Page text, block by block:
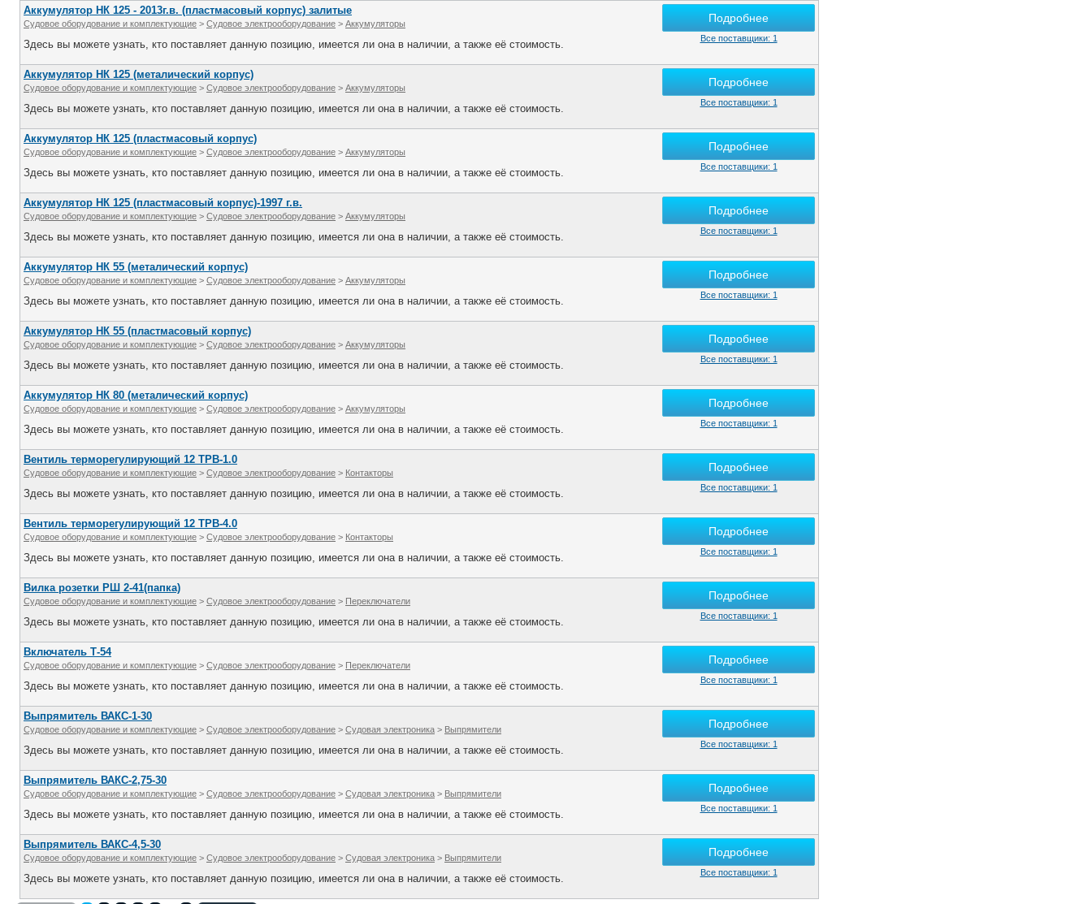
Аккумулятор НК 125 - 2013г.в. (пластмасовый корпус) залитые
Судовое оборудование и комплектующие > Судовое электрооборудование > Аккумуляторы
Здесь вы можете узнать, кто поставляет данную позицию, имеется ли она в наличии, а также её стоимость.
Подробнее
Все поставщики: 1
Аккумулятор НК 125 (металический корпус)
Судовое оборудование и комплектующие > Судовое электрооборудование > Аккумуляторы
Здесь вы можете узнать, кто поставляет данную позицию, имеется ли она в наличии, а также её стоимость.
Подробнее
Все поставщики: 1
Аккумулятор НК 125 (пластмасовый корпус)
Судовое оборудование и комплектующие > Судовое электрооборудование > Аккумуляторы
Здесь вы можете узнать, кто поставляет данную позицию, имеется ли она в наличии, а также её стоимость.
Подробнее
Все поставщики: 1
Аккумулятор НК 125 (пластмасовый корпус)-1997 г.в.
Судовое оборудование и комплектующие > Судовое электрооборудование > Аккумуляторы
Здесь вы можете узнать, кто поставляет данную позицию, имеется ли она в наличии, а также её стоимость.
Подробнее
Все поставщики: 1
Аккумулятор НК 55 (металический корпус)
Судовое оборудование и комплектующие > Судовое электрооборудование > Аккумуляторы
Здесь вы можете узнать, кто поставляет данную позицию, имеется ли она в наличии, а также её стоимость.
Подробнее
Все поставщики: 1
Аккумулятор НК 55 (пластмасовый корпус)
Судовое оборудование и комплектующие > Судовое электрооборудование > Аккумуляторы
Здесь вы можете узнать, кто поставляет данную позицию, имеется ли она в наличии, а также её стоимость.
Подробнее
Все поставщики: 1
Аккумулятор НК 80 (металический корпус)
Судовое оборудование и комплектующие > Судовое электрооборудование > Аккумуляторы
Здесь вы можете узнать, кто поставляет данную позицию, имеется ли она в наличии, а также её стоимость.
Подробнее
Все поставщики: 1
Вентиль терморегулирующий 12 ТРВ-1.0
Судовое оборудование и комплектующие > Судовое электрооборудование > Контакторы
Здесь вы можете узнать, кто поставляет данную позицию, имеется ли она в наличии, а также её стоимость.
Подробнее
Все поставщики: 1
Вентиль терморегулирующий 12 ТРВ-4.0
Судовое оборудование и комплектующие > Судовое электрооборудование > Контакторы
Здесь вы можете узнать, кто поставляет данную позицию, имеется ли она в наличии, а также её стоимость.
Подробнее
Все поставщики: 1
Вилка розетки РШ 2-41(папка)
Судовое оборудование и комплектующие > Судовое электрооборудование > Переключатели
Здесь вы можете узнать, кто поставляет данную позицию, имеется ли она в наличии, а также её стоимость.
Подробнее
Все поставщики: 1
Включатель Т-54
Судовое оборудование и комплектующие > Судовое электрооборудование > Переключатели
Здесь вы можете узнать, кто поставляет данную позицию, имеется ли она в наличии, а также её стоимость.
Подробнее
Все поставщики: 1
Выпрямитель ВАКС-1-30
Судовое оборудование и комплектующие > Судовое электрооборудование > Судовая электроника > Выпрямители
Здесь вы можете узнать, кто поставляет данную позицию, имеется ли она в наличии, а также её стоимость.
Подробнее
Все поставщики: 1
Выпрямитель ВАКС-2,75-30
Судовое оборудование и комплектующие > Судовое электрооборудование > Судовая электроника > Выпрямители
Здесь вы можете узнать, кто поставляет данную позицию, имеется ли она в наличии, а также её стоимость.
Подробнее
Все поставщики: 1
Выпрямитель ВАКС-4,5-30
Судовое оборудование и комплектующие > Судовое электрооборудование > Судовая электроника > Выпрямители
Здесь вы можете узнать, кто поставляет данную позицию, имеется ли она в наличии, а также её стоимость.
Подробнее
Все поставщики: 1